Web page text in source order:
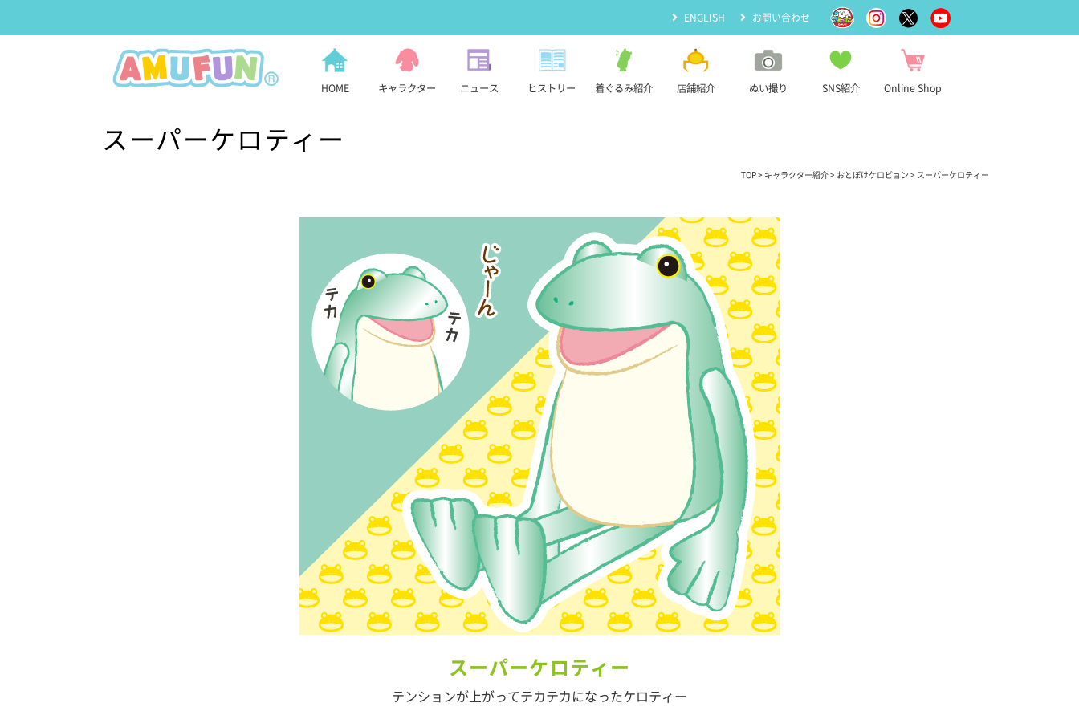
ENGLISH お問い合わせ
HOME キャラクター ニュース ヒストリー 着ぐるみ紹介 店舗紹介 ぬい撮り SNS紹介 Online Shop
スーパーケロティー
TOP > キャラクター紹介 > おとぼけケロピョン > スーパーケロティー
スーパーケロティー
テンションが上がってテカテカになったケロティー